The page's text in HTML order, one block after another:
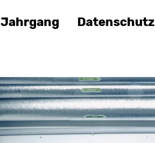
Jahrgang Datenschutz